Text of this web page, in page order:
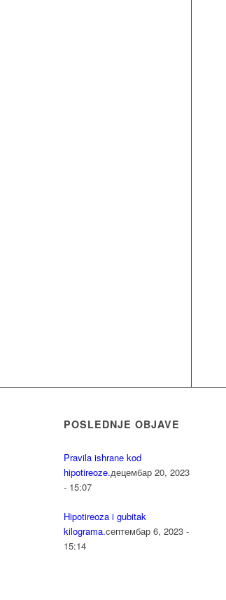
POSLEDNJE OBJAVE
Pravila ishrane kod
hipotireoze.децембар 20, 2023
- 15:07
Hipotireoza i gubitak
kilograma.септембар 6, 2023 -
15:14